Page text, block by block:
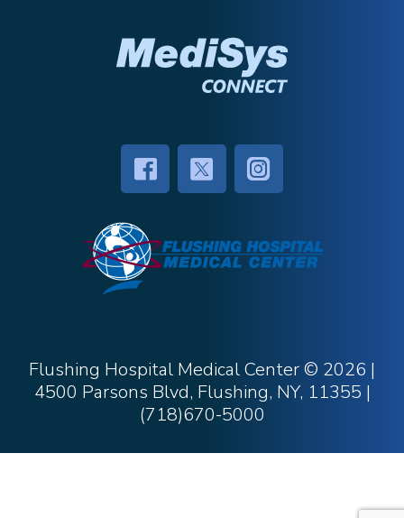
Flushing Hospital Medical Center © 2026 |
4500 Parsons Blvd, Flushing, NY, 11355 |
(718)670-5000